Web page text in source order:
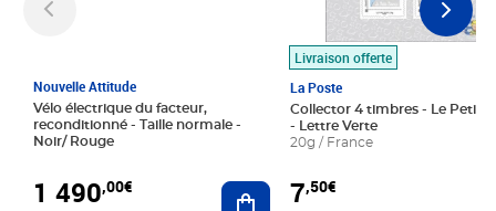
Nouvelle Attitude
Vélo électrique du facteur,
reconditionné - Taille normale -
Noir/ Rouge
1 490,00€ Ajouter au panier
Livraison offerte
La Poste
Collector 4 timbres - Le Petit
- Lettre Verte
20g / France
7,50€